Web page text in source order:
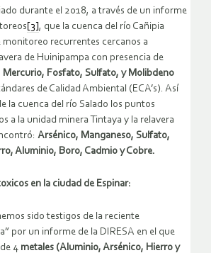
durante el 2018, a través de un informe
[3], que la cuenca del río Cañipia
monitoreo recurrentes cercanos a
de Huinipampa con presencia de
Mercurio, Fosfato, Sulfato, y Molibdeno
de Calidad Ambiental (ECA’s). Así
la cuenca del río Salado los puntos
a la unidad minera Tintaya y la relavera
Arsénico, Manganeso, Sulfato,
Aluminio, Boro, Cadmio y Cobre.
en la ciudad de Espinar:
sido testigos de la reciente
por un informe de la DIRESA en el que
4 metales (Aluminio, Arsénico, Hierro y